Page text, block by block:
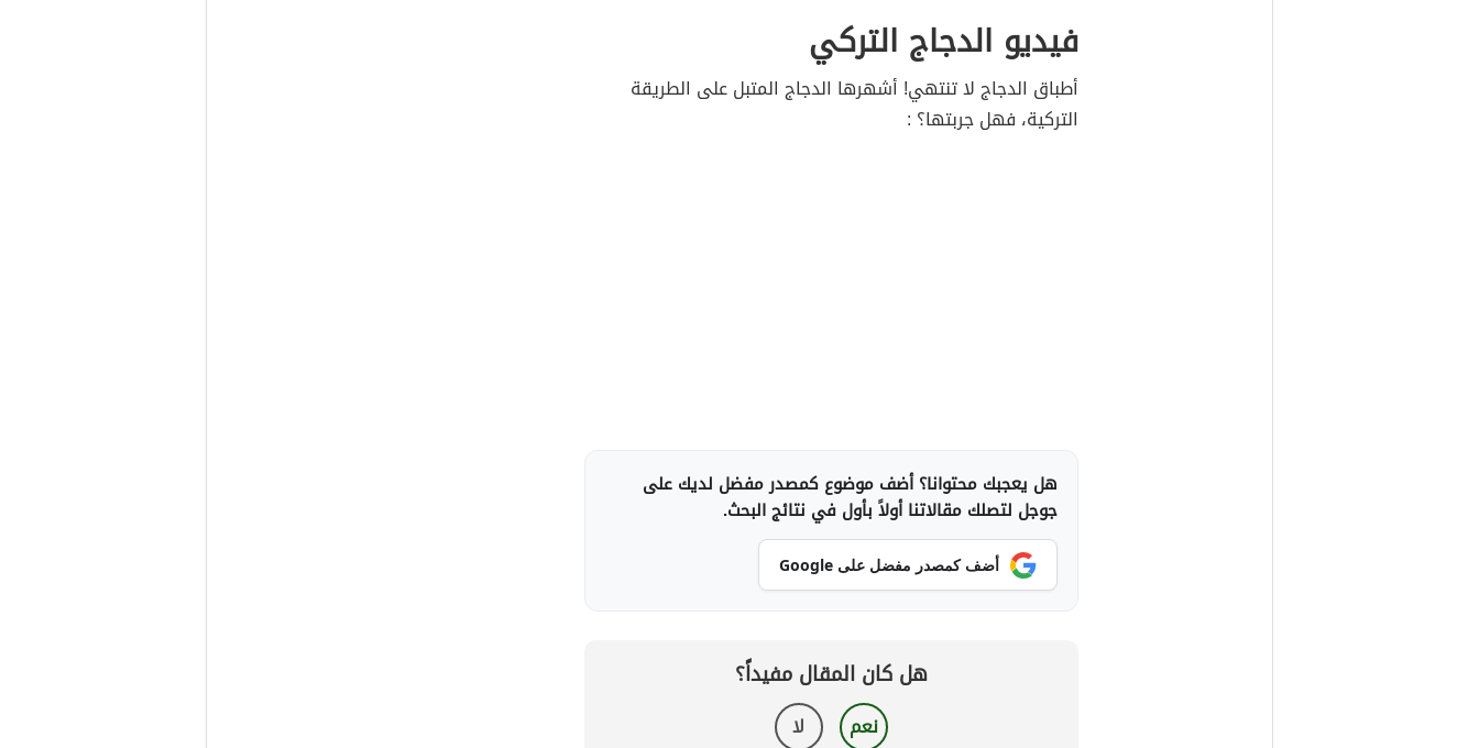
فيديو الدجاج التركي
أطباق الدجاج لا تنتهي! أشهرها الدجاج المتبل على الطريقة
التركية، فهل جربتها؟ :
هل يعجبك محتوانا؟ أضف موضوع كمصدر مفضل لديك على
جوجل لتصلك مقالاتنا أولاً بأول في نتائج البحث.
أضف كمصدر مفضل على Google
هل كان المقال مفيداً؟
نعم لا